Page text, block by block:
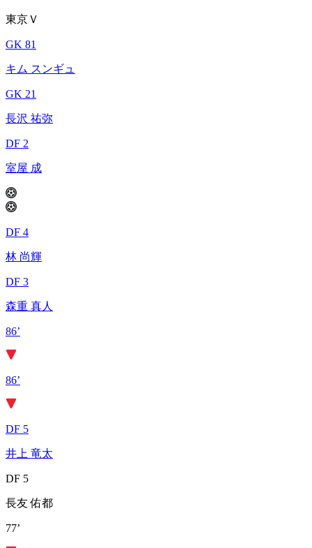
東京Ｖ
GK 81
キム スンギュ
GK 21
長沢 祐弥
DF 2
室屋 成
DF 4
林 尚輝
DF 3
森重 真人
86’
86’
DF 5
井上 竜太
DF 5
長友 佑都
77’